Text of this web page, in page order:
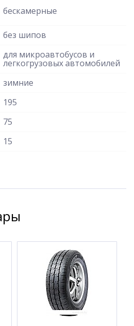
бескамерные
без шипов
для микроавтобусов и
легкогрузовых автомобилей
зимние
195
75
15